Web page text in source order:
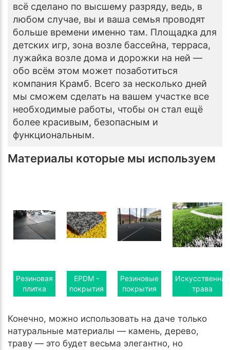
всё сделано по высшему разряду, ведь, в
любом случае, вы и ваша семья проводят
больше времени именно там. Площадка для
детских игр, зона возле бассейна, терраса,
лужайка возле дома и дорожки на ней —
обо всём этом может позаботиться
компания Крамб. Всего за несколько дней
мы сможем сделать на вашем участке все
необходимые работы, чтобы он стал ещё
более красивым, безопасным и
функциональным.
Материалы которые мы используем
Резиновая
плитка
EPDM -
покрытия
Резиновые
покрытия
Искусственная
трава
Конечно, можно использовать на даче только
натуральные материалы — камень, дерево,
траву — это будет весьма элегантно, но